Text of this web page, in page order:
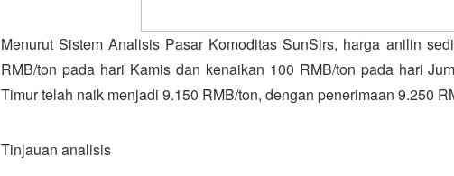
Menurut Sistem Analisis Pasar Komoditas SunSirs, harga anilin
RMB/ton pada hari Kamis dan kenaikan 100 RMB/ton pada hari
Timur telah naik menjadi 9.150 RMB/ton, dengan penerimaan 9.250
Tinjauan analisis